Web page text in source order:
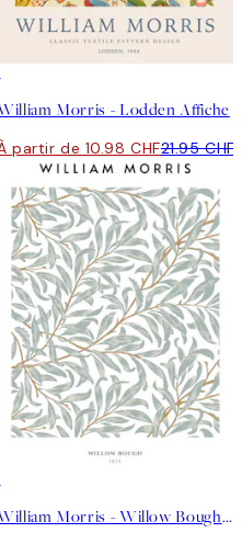
Morris - Lodden Affiche
partir de 10.98 CHF21.95 CHF
William Morris - Willow Bough Affiche